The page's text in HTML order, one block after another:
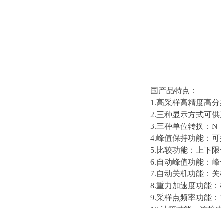
国产品特点：
1.高采样高精度高
2.三种显示方式可
3.三种单位转换：
4.峰值保持功能：
5.比较功能：上下
6.自动峰值功能：
7.自动关机功能：
8.重力加速度功能
9.采样点频率功能